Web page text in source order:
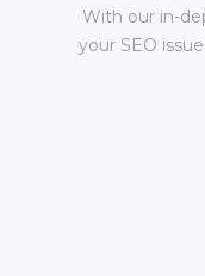
With our in-
your SEO